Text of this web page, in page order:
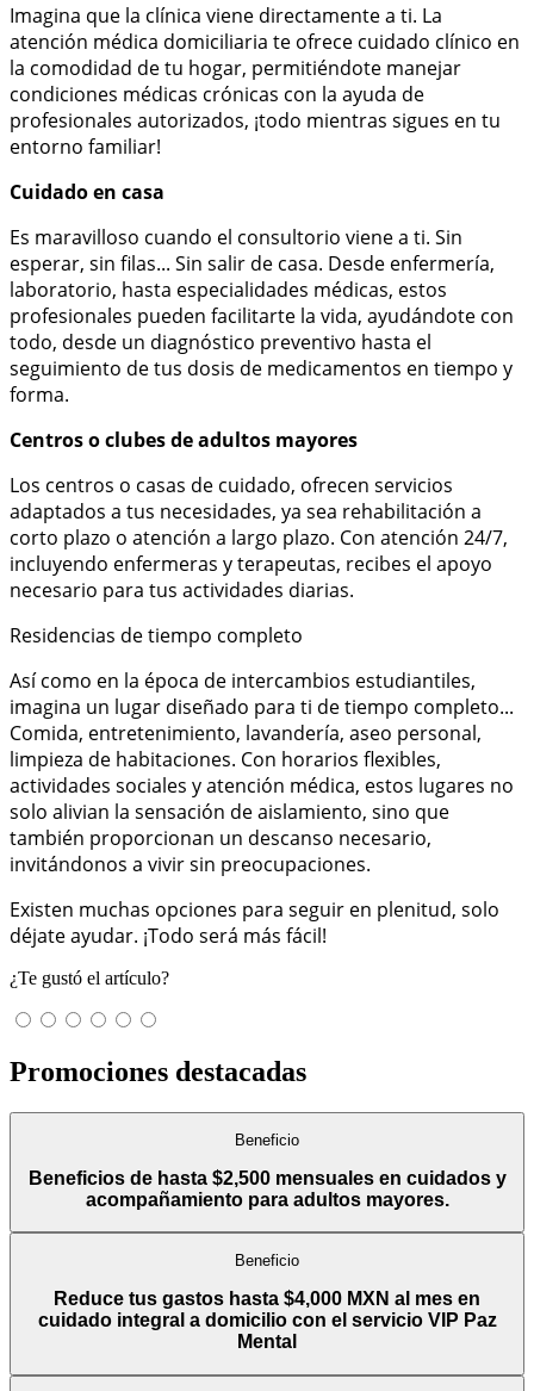
Imagina que la clínica viene directamente a ti. La
atención médica domiciliaria te ofrece cuidado clínico en
la comodidad de tu hogar, permitiéndote manejar
condiciones médicas crónicas con la ayuda de
profesionales autorizados, ¡todo mientras sigues en tu
entorno familiar!
Cuidado en casa
Es maravilloso cuando el consultorio viene a ti. Sin
esperar, sin filas... Sin salir de casa. Desde enfermería,
laboratorio, hasta especialidades médicas, estos
profesionales pueden facilitarte la vida, ayudándote con
todo, desde un diagnóstico preventivo hasta el
seguimiento de tus dosis de medicamentos en tiempo y
forma.
Centros o clubes de adultos mayores
Los centros o casas de cuidado, ofrecen servicios
adaptados a tus necesidades, ya sea rehabilitación a
corto plazo o atención a largo plazo. Con atención 24/7,
incluyendo enfermeras y terapeutas, recibes el apoyo
necesario para tus actividades diarias.
Residencias de tiempo completo
Así como en la época de intercambios estudiantiles,
imagina un lugar diseñado para ti de tiempo completo...
Comida, entretenimiento, lavandería, aseo personal,
limpieza de habitaciones. Con horarios flexibles,
actividades sociales y atención médica, estos lugares no
solo alivian la sensación de aislamiento, sino que
también proporcionan un descanso necesario,
invitándonos a vivir sin preocupaciones.
Existen muchas opciones para seguir en plenitud, solo
déjate ayudar. ¡Todo será más fácil!
¿Te gustó el artículo?
Promociones destacadas
Beneficio
Beneficios de hasta $2,500 mensuales en cuidados y
acompañamiento para adultos mayores.
Beneficio
Reduce tus gastos hasta $4,000 MXN al mes en
cuidado integral a domicilio con el servicio VIP Paz
Mental